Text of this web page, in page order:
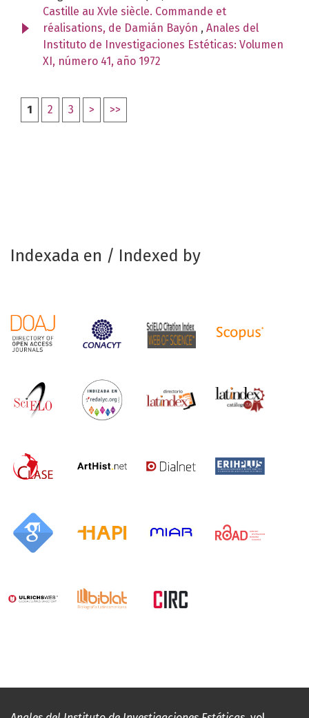
Castille au Xvle siècle. Commande et
réalisations, de Damián Bayón , Anales del
Instituto de Investigaciones Estéticas: Volumen
XI, número 41, año 1972
1 2 3 > >>
Indexada en / Indexed by